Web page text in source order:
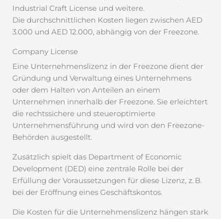
Industrial Craft License und weitere.
Die durchschnittlichen Kosten liegen zwischen AED
3.000 und AED 12.000, abhängig von der Freezone.
Company License
Eine Unternehmenslizenz in der Freezone dient der
Gründung und Verwaltung eines Unternehmens
oder dem Halten von Anteilen an einem
Unternehmen innerhalb der Freezone. Sie erleichtert
die rechtssichere und steueroptimierte
Unternehmensführung und wird von den Freezone-
Behörden ausgestellt.
Zusätzlich spielt das Department of Economic
Development (DED) eine zentrale Rolle bei der
Erfüllung der Voraussetzungen für diese Lizenz, z. B.
bei der Eröffnung eines Geschäftskontos.
Die Kosten für die Unternehmenslizenz hängen stark